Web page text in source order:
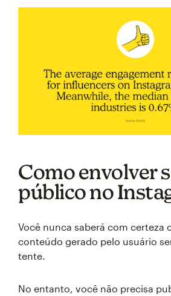
Como envolver
público no
Você nunca saberá com certeza
conteúdo gerado pelo usuário
tente.
No entanto, você não precisa